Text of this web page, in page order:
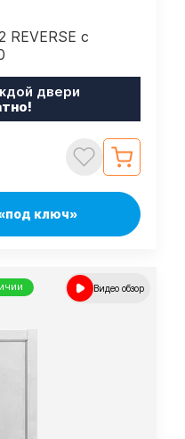
с
двери
ключ»
Видео обзор